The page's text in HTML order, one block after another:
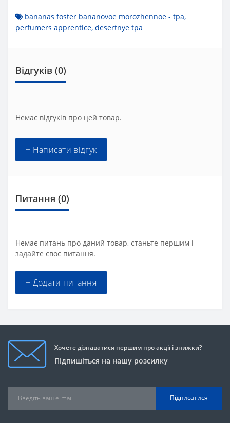
bananas foster bananovoe morozhennoe - tpa,
perfumers apprentice, desertnye tpa
Відгуків (0)
Немає відгуків про цей товар.
+ Написати відгук
Питання (0)
Немає питань про даний товар, станьте першим і
задайте своє питання.
+ Додати питання
Хочете дізнаватися першим про акції і знижки?
Підпишіться на нашу розсилку
Підписатися